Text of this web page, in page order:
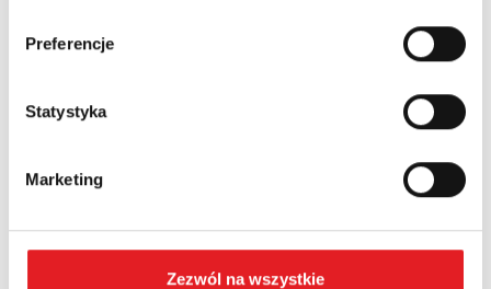
Preferencje
Statystyka
Marketing
Zezwól na wszystkie
Numer telefonu: